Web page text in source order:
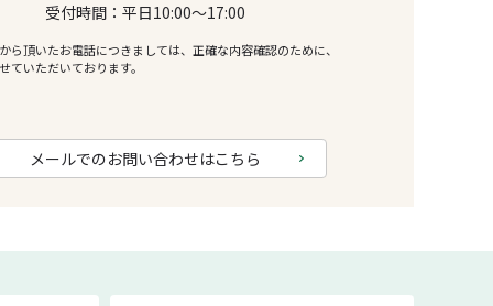
受付時間：平日10:00～17:00
ら頂いたお電話につきましては、正確な内容確認のために、
ていただいております。
メールでのお問い合わせはこちら